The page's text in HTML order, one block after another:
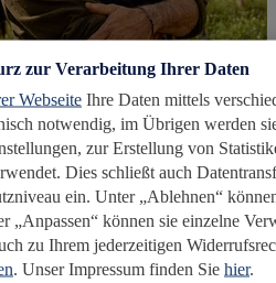
der Lösung: So
mit unseren
zur Verarbeitung Ihrer Daten
Webseite Ihre Daten mittels
notwendig, im Übrigen werden
zur Erstellung von
Dies schließt auch
ein. Unter „Ablehnen“
„Anpassen“ können sie einzelne
zu Ihrem jederzeitigen
. Unser Impressum finden Sie hier.